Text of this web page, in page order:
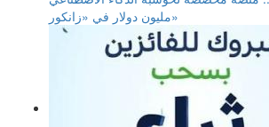
مليون دولار في «زانكور»